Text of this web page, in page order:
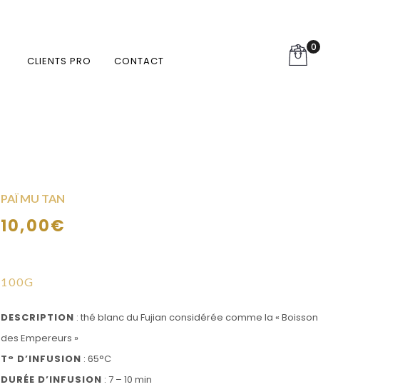
CLIENTS PRO CONTACT
0
PAÏ MU TAN
10,00€
100G
DESCRIPTION : thé blanc du Fujian considérée comme la « Boisson
des Empereurs »
T° D’INFUSION : 65°C
DURÉE D’INFUSION : 7 – 10 min